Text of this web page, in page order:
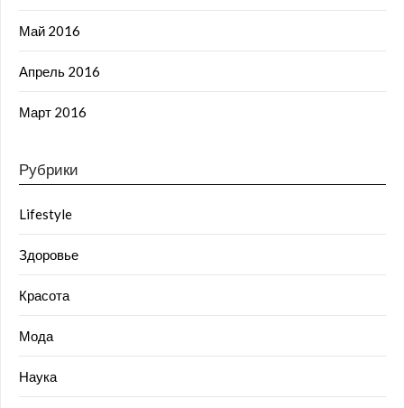
Май 2016
Апрель 2016
Март 2016
Рубрики
Lifestyle
Здоровье
Красота
Мода
Наука